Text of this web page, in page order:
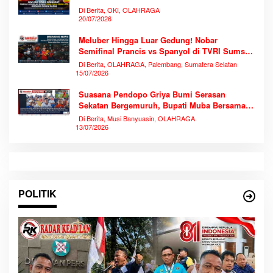
Warga
Di Berita, OKI, OLAHRAGA
20/07/2026
Meluber Hingga Luar Gedung! Nobar
Semifinal Prancis vs Spanyol di TVRI Sumsel
Memecahkan Rekor Antusiasme
Di Berita, OLAHRAGA, Palembang, Sumatera Selatan
15/07/2026
Suasana Pendopo Griya Bumi Serasan
Sekatan Bergemuruh, Bupati Muba Bersama
Ribuan Warga Nobar Laga Bersejarah Piala
Dunia 2026
Di Berita, Musi Banyuasin, OLAHRAGA
13/07/2026
POLITIK